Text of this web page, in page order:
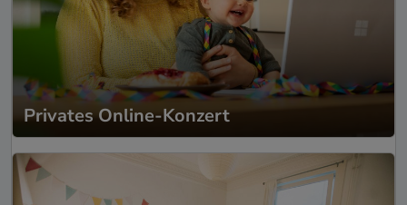
Privates Online-Konzert